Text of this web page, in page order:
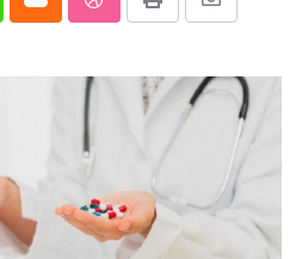
Cloud StumbleUpon
Print
Share
Email